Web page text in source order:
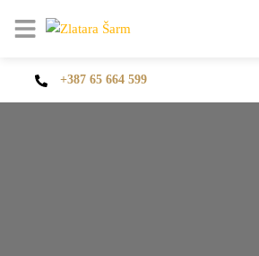
+387 65 664 599